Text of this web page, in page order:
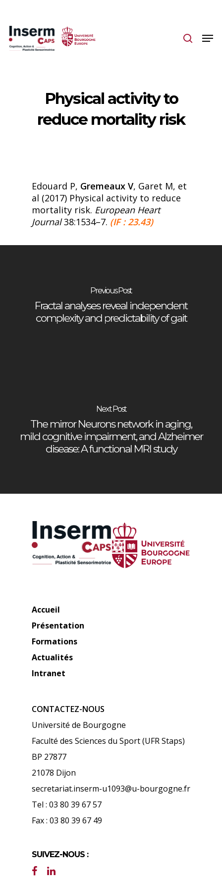
main
content
Physical activity to
reduce mortality risk
Edouard P, Gremeaux V, Garet M, et
al (2017) Physical activity to reduce
mortality risk. European Heart
Journal38:1534–7. (IF : 23.43)
Previous Post
Fractal analyses reveal independent
complexity and predictability of gait
Next Post
The mirror Neurons network in aging,
mild cognitive impairment, and Alzheimer
disease: A functional MRI study
Accueil
Présentation
Formations
Actualités
Intranet
CONTACTEZ-NOUS
Université de Bourgogne
Faculté des Sciences du Sport (UFR Staps)
BP 27877
21078 Dijon
secretariat.inserm-u1093@u-bourgogne.fr
Tel : 03 80 39 67 57
Fax : 03 80 39 67 49
SUIVEZ-NOUS :